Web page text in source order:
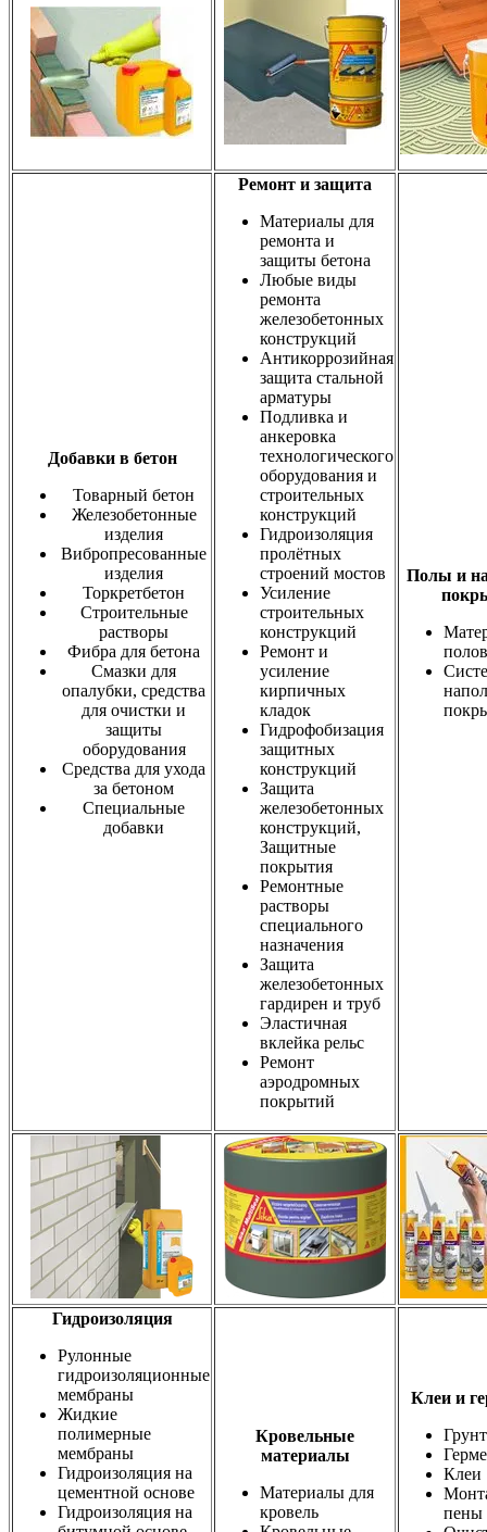
Добавки в бетон
Товарный бетон
Железобетонные
изделия
Вибропресованные
изделия
Торкретбетон
Строительные
растворы
Фибра для бетона
Смазки для
опалубки, средства
для очистки и
защиты
оборудования
Средства для ухода
за бетоном
Специальные
добавки
Ремонт и защита
Материалы для
ремонта и
защиты бетона
Любые виды
ремонта
железобетонных
конструкций
Антикоррозийная
защита стальной
арматуры
Подливка и
анкеровка
технологического
оборудования и
строительных
конструкций
Гидроизоляция
пролётных
строений мостов
Усиление
строительных
конструкций
Ремонт и
усиление
кирпичных
кладок
Гидрофобизация
защитных
конструкций
Защита
железобетонных
конструкций,
Защитные
покрытия
Ремонтные
растворы
специального
назначения
Защита
железобетонных
гардирен и труб
Эластичная
вклейка рельс
Ремонт
аэродромных
покрытий
Полы и
полов
Гидроизоляция
Рулонные
гидроизоляционные
мембраны
Жидкие
полимерные
мембраны
Гидроизоляция на
цементной основе
Гидроизоляция на
Кровельные
материалы
Материалы для
кровель
Клеи и
Клеи
пены